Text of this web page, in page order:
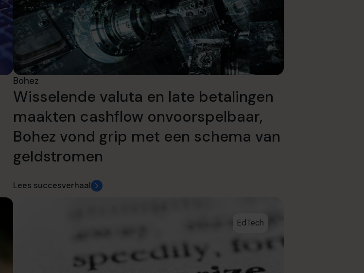
Bohez
Wisselende valuta en late betalingen
maakten cashflow onvoorspelbaar,
Bohez vond grip met een schema van
geldstromen
Lees succesverhaal
EdTech